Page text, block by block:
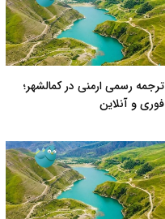
ترجمه رسمی ارمنی در کمالشهر؛
فوری و آنلاین